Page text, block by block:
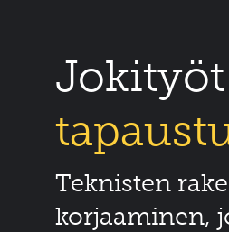
Teknisten
korjaaminen,